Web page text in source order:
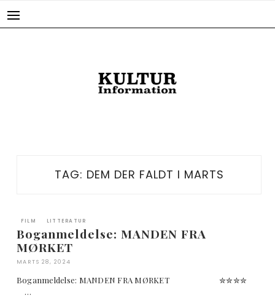
TAG: DEM DER FALDT I MARTS
FILM LITTERATUR
Boganmeldelse: MANDEN FRA
MØRKET
MARTS 28, 2024
Boganmeldelse: MANDEN FRA MØRKET ✮✮✮✮
…